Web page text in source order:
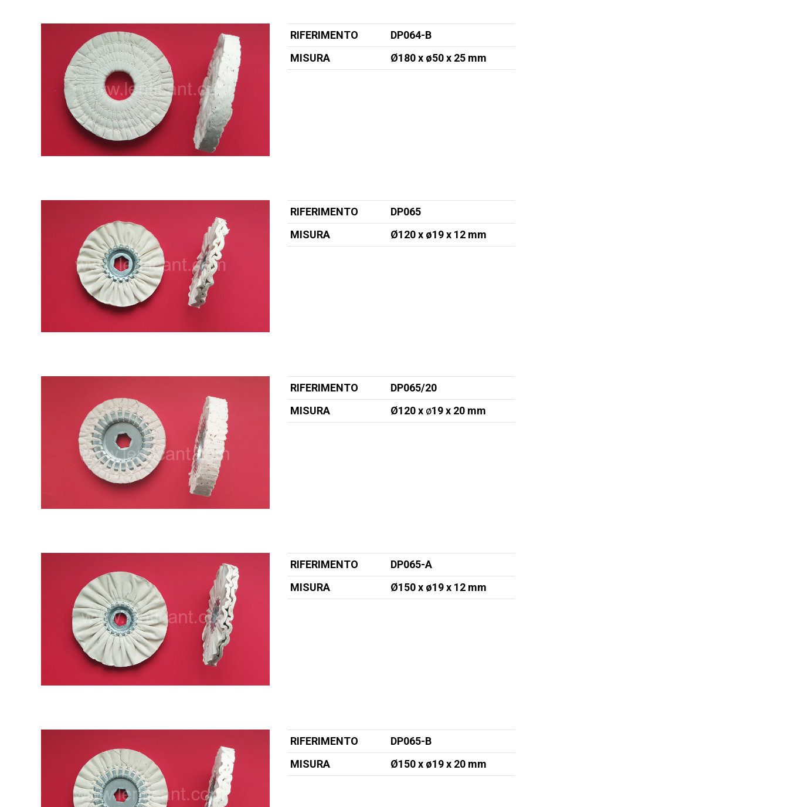
RIFERIMENTO
DP064-B
MISURA
Ø180 x ø50x 25 mm
RIFERIMENTO
DP065
MISURA
Ø120 x ø19x 12 mm
RIFERIMENTO
DP065/20
MISURA
Ø120 x ø19 x 20 mm
RIFERIMENTO
DP065-A
MISURA
Ø150 x ø19x 12 mm
RIFERIMENTO
DP065-B
MISURA
Ø150 x ø19x 20 mm